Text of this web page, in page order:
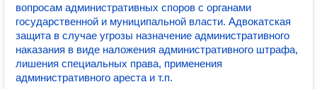
вопросам административных споров с органами
государственной и муниципальной власти. Адвокатская
защита в случае угрозы назначение административного
наказания в виде наложения административного штрафа,
лишения специальных права, применения
административного ареста и т.п.